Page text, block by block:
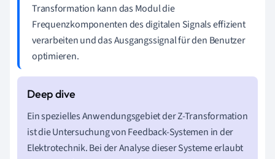
Transformation kann das Modul die
Frequenzkomponenten des digitalen Signals effizient
verarbeiten und das Ausgangssignal für den Benutzer
optimieren.
Ein spezielles Anwendungsgebiet der Z-Transformation
ist die Untersuchung von Feedback-Systemen in der
Elektrotechnik. Bei der Analyse dieser Systeme erlaubt